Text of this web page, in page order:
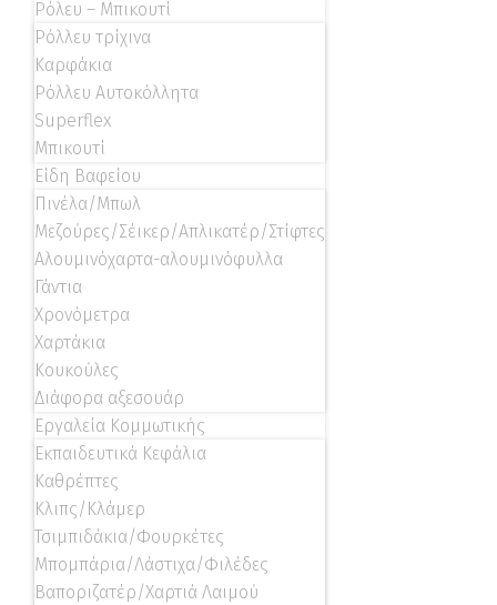
Ρόλευ – Μπικουτί
Ρόλλευ τρίχινα
Καρφάκια
Ρόλλευ Αυτοκόλλητα
Superflex
Μπικουτί
Είδη Βαφείου
Πινέλα/Μπωλ
Μεζούρες/Σέικερ/Απλικατέρ/Στίφτες
Αλουμινόχαρτα-αλουμινόφυλλα
Γάντια
Χρονόμετρα
Χαρτάκια
Κουκούλες
Διάφορα αξεσουάρ
Εργαλεία Κομμωτικής
Εκπαιδευτικά Κεφάλια
Καθρέπτες
Κλιπς/Κλάμερ
Τσιμπιδάκια/Φουρκέτες
Μπομπάρια/Λάστιχα/Φιλέδες
Βαποριζατέρ/Χαρτιά Λαιμού